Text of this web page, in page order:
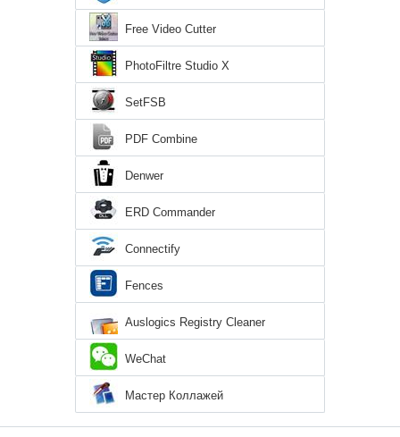
Free Video Cutter
PhotoFiltre Studio X
SetFSB
PDF Combine
Denwer
ERD Commander
Connectify
Fences
Auslogics Registry Cleaner
WeChat
Мастер Коллажей